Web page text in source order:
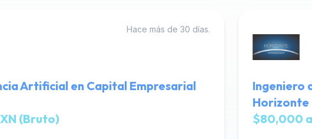
Hace más de 30 días.
Artificial en Capital Empresarial
(Bruto)
Ingeniero
Horizonte
$80,000